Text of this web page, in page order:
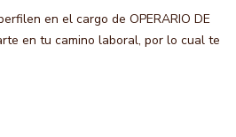
en el cargo de OPERARIO DE
en tu camino laboral, por lo cual te